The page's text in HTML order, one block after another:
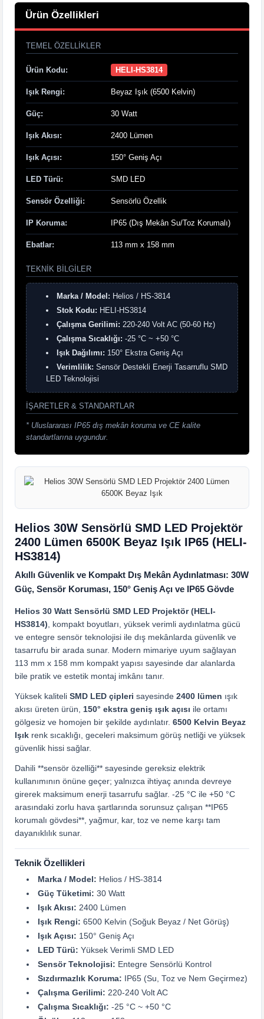
Ürün Özellikleri
TEMEL ÖZELLIKLER
Ürün Kodu: HELI-HS3814
Işık Rengi: Beyaz Işık (6500 Kelvin)
Güç: 30 Watt
Işık Akısı: 2400 Lümen
Işık Açısı: 150° Geniş Açı
LED Türü: SMD LED
Sensör Özelliği: Sensörlü Özellik
IP Koruma: IP65 (Dış Mekân Su/Toz Korumalı)
Ebatlar: 113 mm x 158 mm
TEKNIK BILGILER
Marka / Model: Helios / HS-3814
Stok Kodu: HELI-HS3814
Çalışma Gerilimi: 220-240 Volt AC (50-60 Hz)
Çalışma Sıcaklığı: -25 °C ~ +50 °C
Işık Dağılımı: 150° Ekstra Geniş Açı
Verimlilik: Sensör Destekli Enerji Tasarruflu SMD
LED Teknolojisi
İŞARETLER & STANDARTLAR
* Uluslararası IP65 dış mekân koruma ve CE kalite
standartlarına uygundur.
Helios 30W Sensörlü SMD LED Projektör
2400 Lümen 6500K Beyaz Işık IP65 (HELI-
HS3814)
Akıllı Güvenlik ve Kompakt Dış Mekân Aydınlatması: 30W
Güç, Sensör Koruması, 150° Geniş Açı ve IP65 Gövde
Helios 30 Watt Sensörlü SMD LED Projektör (HELI-
HS3814) , kompakt boyutları, yüksek verimli aydınlatma gücü
ve entegre sensör teknolojisi ile dış mekânlarda güvenlik ve
tasarrufu bir arada sunar. Modern mimariye uyum sağlayan
113 mm x 158 mm kompakt yapısı sayesinde dar alanlarda
bile pratik ve estetik montaj imkânı tanır.
Yüksek kaliteli SMD LED çipleri sayesinde 2400 lümen ışık
akısı üreten ürün, 150° ekstra geniş ışık açısı ile ortamı
gölgesiz ve homojen bir şekilde aydınlatır. 6500 Kelvin Beyaz
Işık renk sıcaklığı, geceleri maksimum görüş netliği ve yüksek
güvenlik hissi sağlar.
Dahili **sensör özelliği** sayesinde gereksiz elektrik
kullanımının önüne geçer; yalnızca ihtiyaç anında devreye
girerek maksimum enerji tasarrufu sağlar. -25 °C ile +50 °C
arasındaki zorlu hava şartlarında sorunsuz çalışan **IP65
korumalı gövdesi**, yağmur, kar, toz ve neme karşı tam
dayanıklılık sunar.
Teknik Özellikleri
Marka / Model: Helios / HS-3814
Güç Tüketimi: 30 Watt
Işık Akısı: 2400 Lümen
Işık Rengi: 6500 Kelvin (Soğuk Beyaz / Net Görüş)
Işık Açısı: 150° Geniş Açı
LED Türü: Yüksek Verimli SMD LED
Sensör Teknolojisi: Entegre Sensörlü Kontrol
Sızdırmazlık Koruma: IP65 (Su, Toz ve Nem Geçirmez)
Çalışma Gerilimi: 220-240 Volt AC
Çalışma Sıcaklığı: -25 °C ~ +50 °C